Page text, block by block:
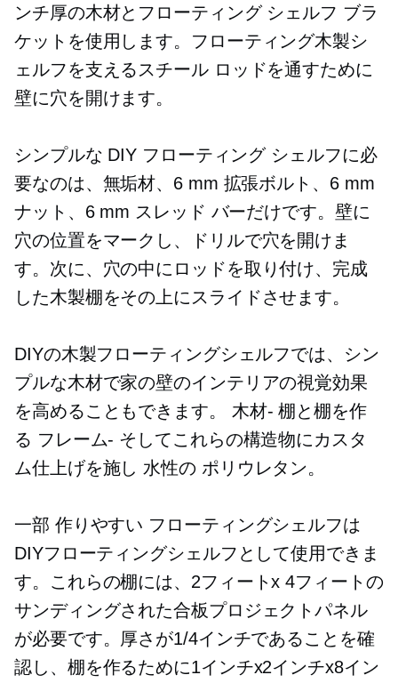
ンチ厚の木材とフローティング シェルフ ブラ
ケットを使用します。フローティング木製シ
ェルフを支えるスチール ロッドを通すために
壁に穴を開けます。
シンプルな DIY フローティング シェルフに必
要なのは、無垢材、6 mm 拡張ボルト、6 mm
ナット、6 mm スレッド バーだけです。壁に
穴の位置をマークし、ドリルで穴を開けま
す。次に、穴の中にロッドを取り付け、完成
した木製棚をその上にスライドさせます。
DIYの木製フローティングシェルフでは、シン
プルな木材で家の壁のインテリアの視覚効果
を高めることもできます。 木材- 棚と棚を作
る フレーム- そしてこれらの構造物にカスタ
ム仕上げを施し 水性の ポリウレタン。
一部 作りやすい フローティングシェルフは
DIYフローティングシェルフとして使用できま
す。これらの棚には、2フィートx 4フィートの
サンディングされた合板プロジェクトパネル
が必要です。厚さが1/4インチであることを確
認し、棚を作るために1インチx2インチx8イン